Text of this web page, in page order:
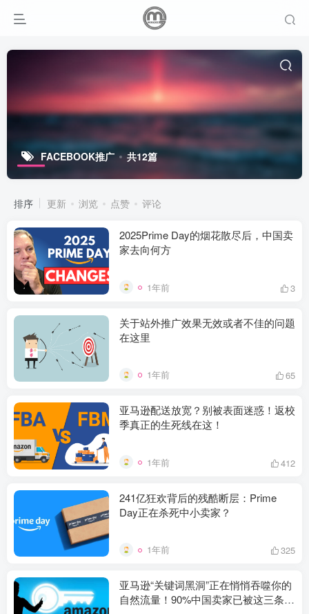
FACEBOOK推广 共12篇
排序 更新 浏览 点赞 评论
2025Prime Day的烟花散尽后，中国卖
家去向何方
1年前 3
关于站外推广效果无效或者不佳的问题
在这里
1年前 65
亚马逊配送放宽？别被表面迷惑！返校
季真正的生死线在这！
1年前 412
241亿狂欢背后的残酷断层：Prime
Day正在杀死中小卖家？
1年前 325
亚马逊“关键词黑洞”正在悄悄吞噬你的
自然流量！90%中国卖家已被这三条隐